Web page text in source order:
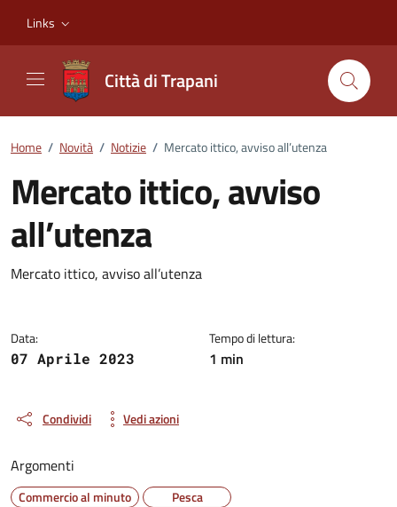
Links
Città di Trapani
Home / Novità / Notizie / Mercato ittico, avviso all’utenza
Mercato ittico, avviso
all’utenza
Dettagli della notizia
Mercato ittico, avviso all’utenza
Data:
07 Aprile 2023
Tempo di lettura:
1 min
Condividi Vedi azioni
Argomenti
Commercio al minuto Pesca